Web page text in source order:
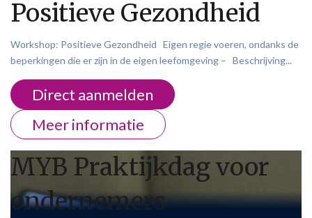
Positieve Gezondheid
Workshop: Positieve Gezondheid Eigen regie voeren, ondanks de
beperkingen die er zijn in de eigen leefomgeving – Beschrijving...
Direct aanmelden
Meer informatie
MYB Praktijkdag voor
ondernemers